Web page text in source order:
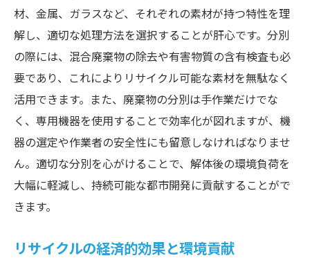
材、金属、ガラスなど、それぞれの素材が持つ特性を理
解し、適切な処理方法を選択することが肝心です。分別
の際には、混合廃棄物の除去や有害物質の含有検査も必
要であり、これによりリサイクル可能な素材を無駄なく
活用できます。また、廃棄物の分別は手作業だけでな
く、専用機器を使用することで効率化が図れますが、機
器の選定や作業者の安全性にも留意しなければなりませ
ん。適切な分別を心がけることで、解体後の環境負荷を
大幅に軽減し、持続可能な都市開発に貢献することがで
きます。
リサイクルの経済的効果と環境貢献